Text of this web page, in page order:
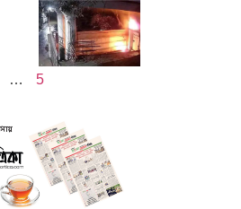
… 5